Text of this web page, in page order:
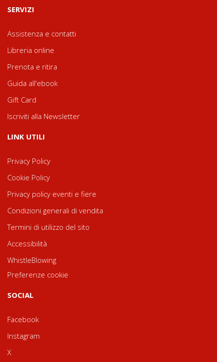
SERVIZI
Assistenza e contatti
Libreria online
Prenota e ritira
Guida all'ebook
Gift Card
Iscriviti alla Newsletter
LINK UTILI
Privacy Policy
Cookie Policy
Privacy policy eventi e fiere
Condizioni generali di vendita
Termini di utilizzo del sito
Accessibilità
WhistleBlowing
Preferenze cookie
SOCIAL
Facebook
Instagram
X